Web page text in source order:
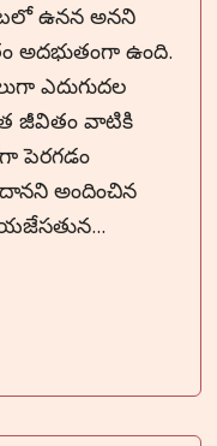
ఉనన అనని
అదభుతంగా ఉంది.
ఎదుగుదల
జీవితం వాటికి
పెరగడం
అందించిన